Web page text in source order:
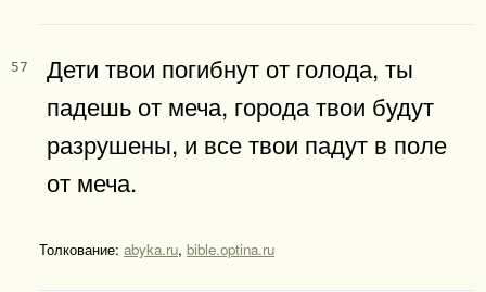
57
Дети твои погибнут от голода, ты
падешь от меча, города твои будут
разрушены, и все твои падут в поле
от меча.
Толкование: abyka.ru, bible.optina.ru